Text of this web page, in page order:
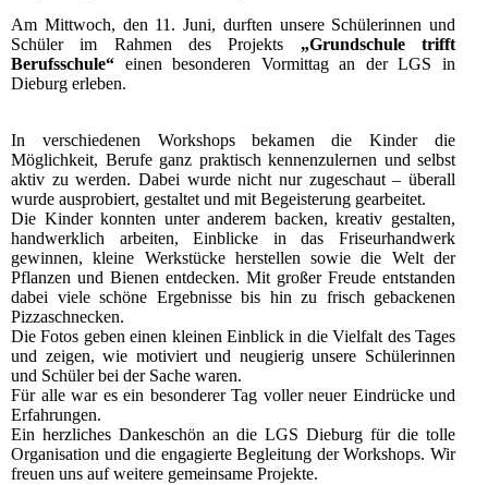
Am Mittwoch, den 11. Juni, durften unsere Schülerinnen und
Schüler im Rahmen des Projekts „Grundschule trifft
Berufsschule“ einen besonderen Vormittag an der LGS in
Dieburg erleben.
In verschiedenen Workshops bekamen die Kinder die
Möglichkeit, Berufe ganz praktisch kennenzulernen und selbst
aktiv zu werden. Dabei wurde nicht nur zugeschaut – überall
wurde ausprobiert, gestaltet und mit Begeisterung gearbeitet.
Die Kinder konnten unter anderem backen, kreativ gestalten,
handwerklich arbeiten, Einblicke in das Friseurhandwerk
gewinnen, kleine Werkstücke herstellen sowie die Welt der
Pflanzen und Bienen entdecken. Mit großer Freude entstanden
dabei viele schöne Ergebnisse bis hin zu frisch gebackenen
Pizzaschnecken.
Die Fotos geben einen kleinen Einblick in die Vielfalt des Tages
und zeigen, wie motiviert und neugierig unsere Schülerinnen
und Schüler bei der Sache waren.
Für alle war es ein besonderer Tag voller neuer Eindrücke und
Erfahrungen.
Ein herzliches Dankeschön an die LGS Dieburg für die tolle
Organisation und die engagierte Begleitung der Workshops. Wir
freuen uns auf weitere gemeinsame Projekte.